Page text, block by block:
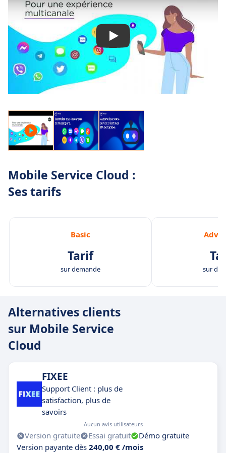
Mobile Service Cloud :
Ses tarifs
Basic
Tarif
sur demande sur
Alternatives clients
sur Mobile Service
Cloud
FIXEE
Support Client : plus de
satisfaction, plus de
savoirs
Aucun avis utilisateurs
Version gratuite Essai gratuit
Démo gratuite
Version payante dès 240,00 € /mois